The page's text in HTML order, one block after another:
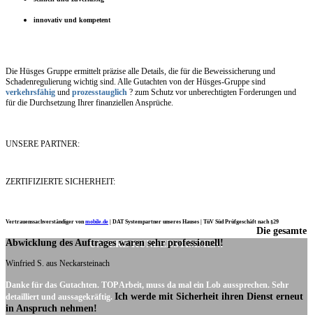
innovativ und kompetent
Die Hüsges Gruppe ermittelt präzise alle Details, die für die Beweissicherung und
Schadenregulierung wichtig sind. Alle Gutachten von der Hüsges-Gruppe sind
verkehrsfähig und prozesstauglich ? zum Schutz vor unberechtigten Forderungen und
für die Durchsetzung Ihrer finanziellen Ansprüche.
UNSERE PARTNER:
ZERTIFIZIERTE SICHERHEIT:
Vertrauenssachverständiger vonmobile.de DAT Systempartner unseres Hauses | TüV Süd Prüfgeschäft nach §29
UNSERE KUNDENSTIMMEN:
Die gesamte
Abwicklung des Auftrages waren sehr professionell!
Winfried S. aus Neckarsteinach
Danke für das Gutachten. TOP Arbeit, muss da mal ein Lob aussprechen. Sehr
detailliert und aussagekräftig. Ich werde mit Sicherheit ihren Dienst erneut
in Anspruch nehmen!